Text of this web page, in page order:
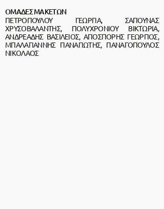
ΟΜΑΔΕΣ ΜΑΚΕΤΩΝ
ΠΕΤΡΟΠΟΥΛΟΥ ΓΕΩΡΓΙΑ, ΣΑΠΟΥΝΑΣ
ΧΡΥΣΟΒΑΛΑΝΤΗΣ, ΠΟΛΥΧΡΟΝΙΟΥ ΒΙΚΤΩΡΙΑ,
ΑΝΔΡΕΑΔΗΣ ΒΑΣΙΛΕΙΟΣ, ΑΠΟΣΠΟΡΗΣ ΓΕΩΡΓΙΟΣ,
ΜΠΑΛΑΓΙΑΝΝΗΣ ΠΑΝΑΓΙΩΤΗΣ, ΠΑΝΑΓΟΠΟΥΛΟΣ
ΝΙΚΟΛΑΟΣ